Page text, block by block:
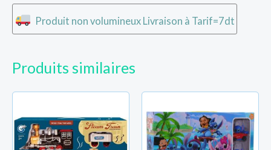
Produit non volumineux Livraison à Tarif=7dt
Produits similaires